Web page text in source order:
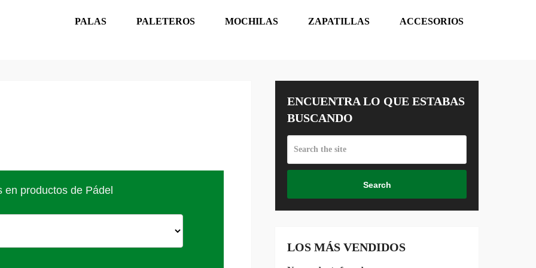
PALAS PALETEROS MOCHILAS ZAPATILLAS ACCESORIOS
en productos de Pádel
ENCUENTRA LO QUE ESTABAS
BUSCANDO
Search
LOS MÁS VENDIDOS